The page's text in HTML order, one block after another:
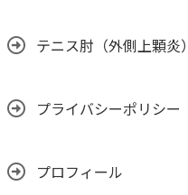
テニス肘（外側上顆炎）
プライバシーポリシー
プロフィール